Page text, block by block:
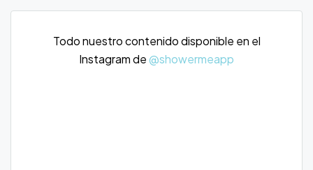
Todo nuestro contenido disponible en el
Instagram de@showermeapp